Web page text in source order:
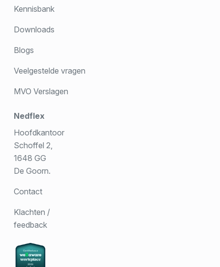
Kennisbank
Downloads
Blogs
Veelgestelde vragen
MVO Verslagen
Nedflex
Hoofdkantoor
Schoffel 2,
1648 GG
De Goorn.
Contact
Klachten /
feedback